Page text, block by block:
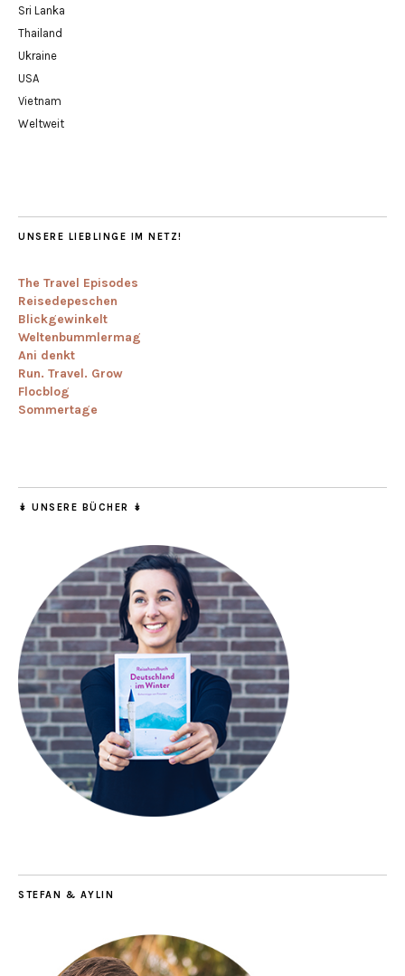
Sri Lanka
Thailand
Ukraine
USA
Vietnam
Weltweit
UNSERE LIEBLINGE IM NETZ!
The Travel Episodes
Reisedepeschen
Blickgewinkelt
Weltenbummlermag
Ani denkt
Run. Travel. Grow
Flocblog
Sommertage
↡ UNSERE BÜCHER ↡
STEFAN & AYLIN